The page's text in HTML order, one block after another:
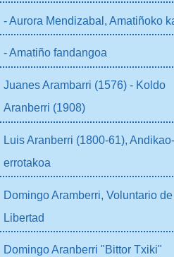
- Aurora Mendizabal, Amatiñoko
- Amatiño fandangoa
Juanes Arambarri (1576) - Koldo
Aranberri (1908)
Luis Aranberri (1800-61), Andikao-
errotakoa
Domingo Aramberri, Voluntario
Libertad
Domingo Aranberri "Bittor Txiki"